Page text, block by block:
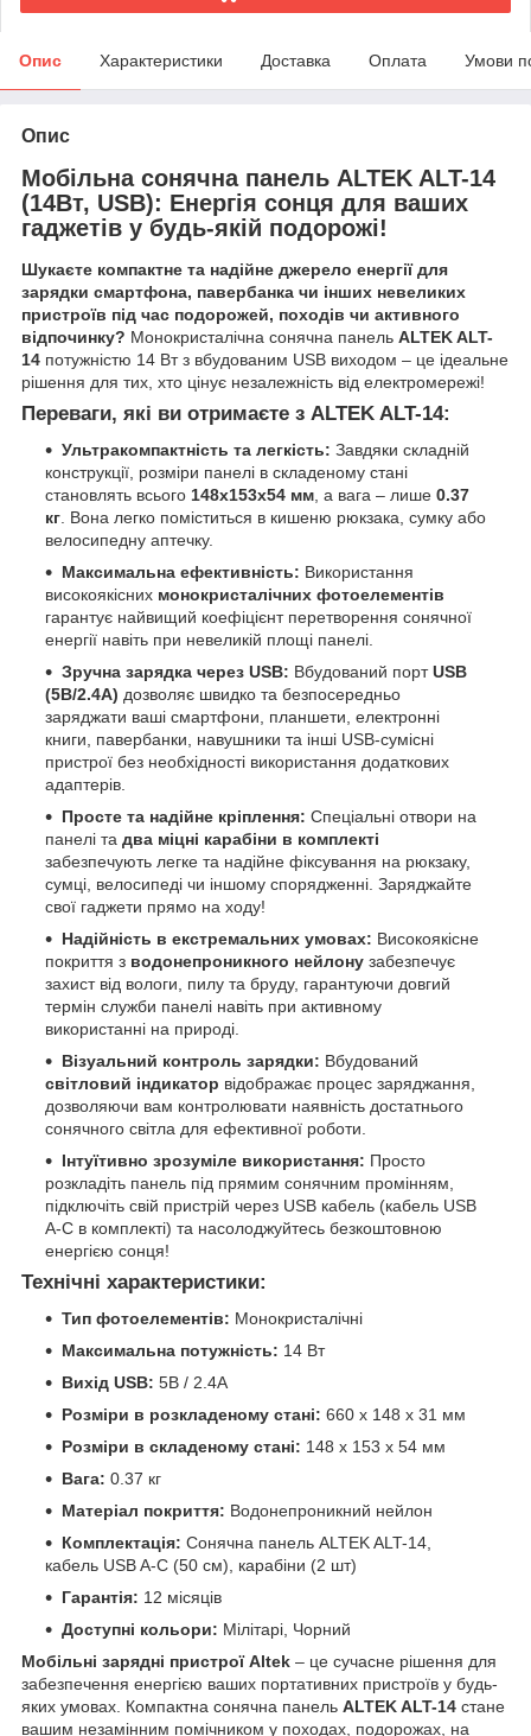
Опис Характеристики Доставка Оплата Умови
Опис
Мобільна сонячна панель ALTEK ALT-14
(14Вт, USB): Енергія сонця для ваших
гаджетів у будь-якій подорожі!
Шукаєте компактне та надійне джерело енергії для
зарядки смартфона, павербанка чи інших невеликих
пристроїв під час подорожей, походів чи активного
відпочинку? Монокристалічна сонячна панель ALTEK ALT-
14 потужністю 14 Вт з вбудованим USB виходом – це ідеальне
рішення для тих, хто цінує незалежність від електромережі!
Переваги, які ви отримаєте з ALTEK ALT-14:
Ультракомпактність та легкість: Завдяки складній
конструкції, розміри панелі в складеному стані
становлять всього 148x153x54 мм, а вага – лише 0.37
кг. Вона легко поміститься в кишеню рюкзака, сумку або
велосипедну аптечку.
Максимальна ефективність: Використання
високоякісних монокристалічних фотоелементів
гарантує найвищий коефіцієнт перетворення сонячної
енергії навіть при невеликій площі панелі.
Зручна зарядка через USB: Вбудований портUSB
(5В/2.4A) дозволяє швидко та безпосередньо
заряджати ваші смартфони, планшети, електронні
книги, павербанки, навушники та інші USB-сумісні
пристрої без необхідності використання додаткових
адаптерів.
Просте та надійне кріплення: Спеціальні отвори на
панелі та два міцні карабіни в комплекті
забезпечують легке та надійне фіксування на рюкзаку,
сумці, велосипеді чи іншому спорядженні. Заряджайте
свої гаджети прямо на ходу!
Надійність в екстремальних умовах: Високоякісне
покриття з водонепроникного нейлону забезпечує
захист від вологи, пилу та бруду, гарантуючи довгий
термін служби панелі навіть при активному
використанні на природі.
Візуальний контроль зарядки: Вбудований
світловий індикатор відображає процес заряджання,
дозволяючи вам контролювати наявність достатнього
сонячного світла для ефективної роботи.
Інтуїтивно зрозуміле використання: Просто
розкладіть панель під прямим сонячним промінням,
підключіть свій пристрій через USB кабель (кабель USB
A-C в комплекті) та насолоджуйтесь безкоштовною
енергією сонця!
Технічні характеристики:
Тип фотоелементів: Монокристалічні
Максимальна потужність: 14 Вт
Вихід USB: 5В / 2.4A
Розміри в розкладеному стані: 660 x 148 x 31 мм
Розміри в складеному стані: 148 x 153 x 54 мм
Вага: 0.37 кг
Матеріал покриття: Водонепроникний нейлон
Комплектація: Сонячна панель ALTEK ALT-14,
кабель USB A-C (50 см), карабіни (2 шт)
Гарантія: 12 місяців
Доступні кольори: Мілітарі, Чорний
Мобільні зарядні пристрої Altek – це сучасне рішення для
забезпечення енергією ваших портативних пристроїв у будь-
яких умовах. Компактна сонячна панель ALTEK ALT-14 стане
вашим незамінним помічником у походах, подорожах, на